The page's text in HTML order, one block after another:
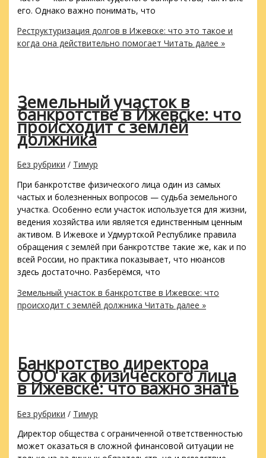
его. Однако важно понимать, что
Реструктуризация долгов в Ижевске: что это такое и
когда она действительно помогает Читать далее »
Земельный участок в
банкротстве в Ижевске: что
происходит с землёй
должника
Без рубрики / Тимур
При банкротстве физического лица один из самых
частых и болезненных вопросов — судьба земельного
участка. Особенно если участок используется для жизни,
ведения хозяйства или является единственным ценным
активом. В Ижевске и Удмуртской Республике правила
обращения с землёй при банкротстве такие же, как и по
всей России, но практика показывает, что нюансов
здесь достаточно. Разберёмся, что
Земельный участок в банкротстве в Ижевске: что
происходит с землёй должника Читать далее »
Банкротство директора
ООО как физического лица
в Ижевске: что важно знать
Без рубрики / Тимур
Директор общества с ограниченной ответственностью
может оказаться в сложной финансовой ситуации не